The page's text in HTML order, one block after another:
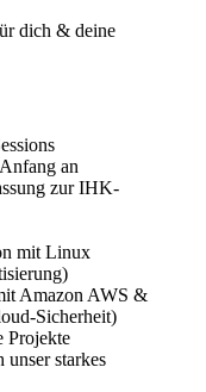
dich & deine
an
zur IHK-
mit Linux
Amazon AWS &
Sicherheit)
Projekte
unser starkes